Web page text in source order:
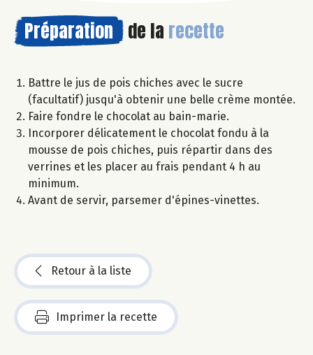
Préparation de la recette
Battre le jus de pois chiches avec le sucre
(facultatif) jusqu'à obtenir une belle crème montée.
Faire fondre le chocolat au bain-marie.
Incorporer délicatement le chocolat fondu à la
mousse de pois chiches, puis répartir dans des
verrines et les placer au frais pendant 4 h au
minimum.
Avant de servir, parsemer d'épines-vinettes.
Retour à la liste
Imprimer la recette